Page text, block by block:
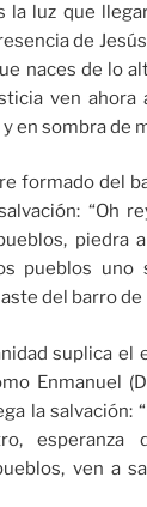
la luz que
de
naces de lo
ven ahora
en sombra de
formado del
“Oh
piedra
pueblos uno
del barro de
suplica el
Enmanuel
la salvación:
ven a